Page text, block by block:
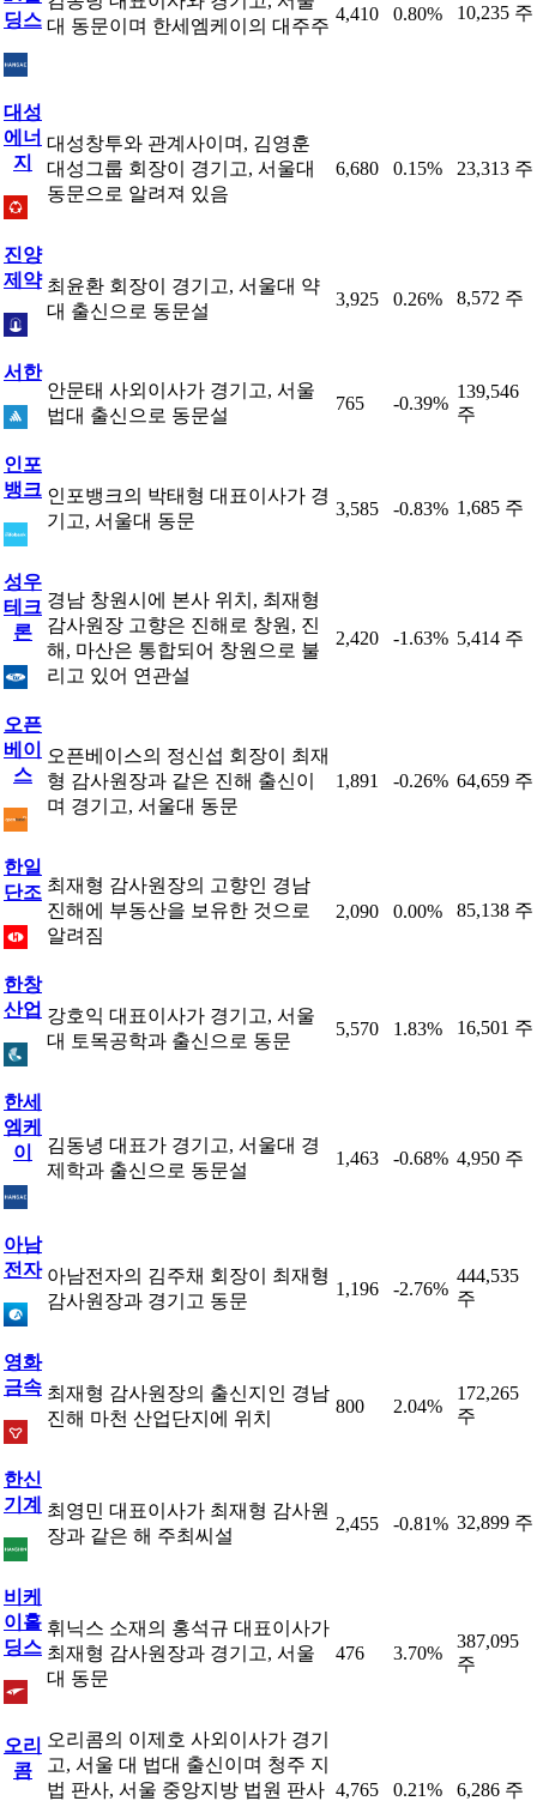
딩스 대 동문이며 한세엠케이의 대주주
4,410 0.80% 10,235 주
대성
에너
지
대성창투와 관계사이며, 김영훈
대성그룹 회장이 경기고, 서울대
동문으로 알려져 있음
6,680 0.15% 23,313 주
진양
제약 최윤환 회장이 경기고, 서울대 약
대 출신으로 동문설
3,925 0.26% 8,572 주
서한
안문태 사외이사가 경기고, 서울
법대 출신으로 동문설
765 -0.39%
139,546
주
인포
뱅크 인포뱅크의 박태형 대표이사가 경
기고, 서울대 동문
3,585 -0.83% 1,685 주
성우
테크
론
경남 창원시에 본사 위치, 최재형
감사원장 고향은 진해로 창원, 진
해, 마산은 통합되어 창원으로 불
리고 있어 연관설
2,420 -1.63% 5,414 주
오픈
베이
스
오픈베이스의 정신섭 회장이 최재
형 감사원장과 같은 진해 출신이
며 경기고, 서울대 동문
1,891 -0.26% 64,659 주
한일
단조 최재형 감사원장의 고향인 경남
진해에 부동산을 보유한 것으로
알려짐
2,090 0.00% 85,138 주
한창
산업 강호익 대표이사가 경기고, 서울
대 토목공학과 출신으로 동문
5,570 1.83% 16,501 주
한세
엠케
이
김동녕 대표가 경기고, 서울대 경
제학과 출신으로 동문설
1,463 -0.68% 4,950 주
아남
전자 아남전자의 김주채 회장이 최재형
감사원장과 경기고 동문
1,196 -2.76%
444,535
주
영화
금속 최재형 감사원장의 출신지인 경남
진해 마천 산업단지에 위치
800 2.04%
172,265
주
한신
기계
최영민 대표이사가 최재형 감사원
장과 같은 해 주최씨설
2,455 -0.81% 32,899 주
비케
이홀
딩스
휘닉스 소재의 홍석규 대표이사가
최재형 감사원장과 경기고, 서울
대 동문
476 3.70%
387,095
주
오리
콤
오리콤의 이제호 사외이사가 경기
고, 서울 대 법대 출신이며 청주 지
법 판사, 서울 중앙지방 법원 판사 4,765 0.21% 6,286 주